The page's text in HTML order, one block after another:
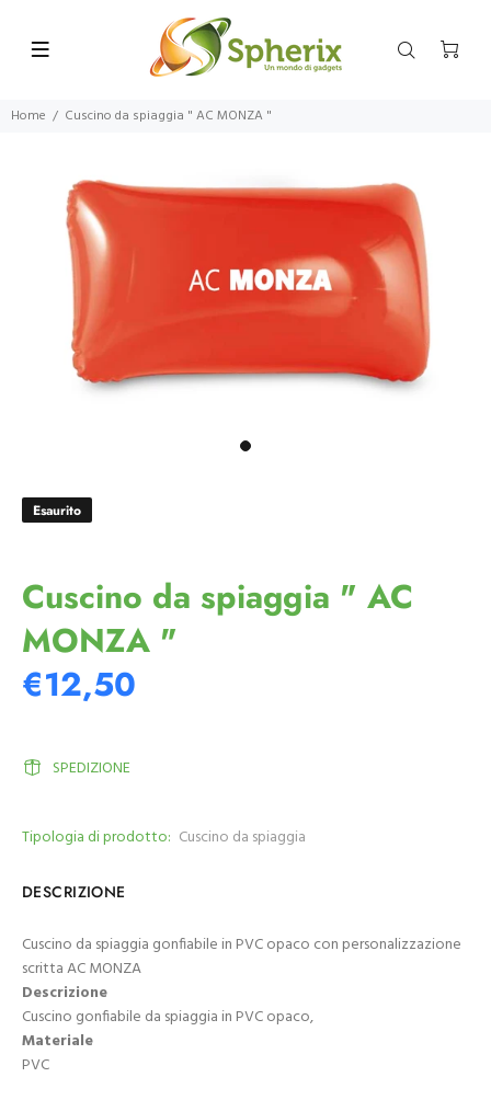
Home Cuscino da spiaggia " AC MONZA "
Esaurito
Cuscino da spiaggia " AC
MONZA "
€12,50
SPEDIZIONE
Tipologia di prodotto: Cuscino da spiaggia
DESCRIZIONE
Cuscino da spiaggia gonfiabile in PVC opaco con personalizzazione
scritta AC MONZA
Descrizione
Cuscino gonfiabile da spiaggia in PVC opaco,
Materiale
PVC